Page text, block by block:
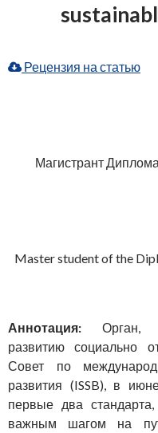
Рецензия на статью
Магистрант
Master student of the
Аннотация:Орган,
развитию социально
Совет по
развития (ISSB), в
первые два
важным шагом на